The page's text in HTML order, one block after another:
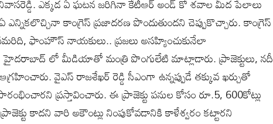
ఎక్కడ ఏ ఘటన జరిగినా కేటీఆర్ అండ్ కో శవాల మీద పేలాలు
ఎన్నికలొచ్చినా కాంగ్రెస్ ప్రజాదరణ పొందుతుందని చెప్పుకొచ్చారు. కాంగ్రెస్
ఫాంహౌస్ నాయకులు.. ప్రజలు అసహ్యించుకునేలా
హైదరాబాద్ లో మీడియాతో మంత్రి పొంగులేటి మాట్లాడారు. ప్రాజెక్టులు, నదీ
వైఎస్ రాజశేఖర్ రెడ్డి సీఎంగా ఉన్నప్పుడే తక్కువ ఖర్చుతో
ప్రస్తావించారు. ఈ ప్రాజెక్టు పనుల కోసం రూ.5, 600కోట్లు
కాదని వారి అకౌంట్లు నింపుకోవడానికి కాళేశ్వరం కట్టారని